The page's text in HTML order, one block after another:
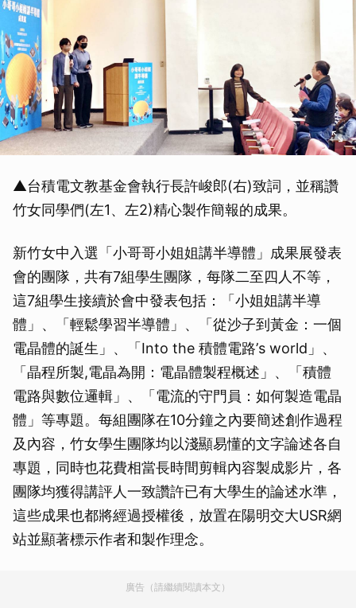
▲台積電文教基金會執行長許峻郎(右)致詞，並稱讚
竹女同學們(左1、左2)精心製作簡報的成果。
新竹女中入選「小哥哥小姐姐講半導體」成果展發表
會的團隊，共有7組學生團隊，每隊二至四人不等，
這7組學生接續於會中發表包括：「小姐姐講半導
體」、「輕鬆學習半導體」、「從沙子到黃金：一個
電晶體的誕生」、「Into the 積體電路’s world」、
「晶程所製,電晶為開：電晶體製程概述」、「積體
電路與數位邏輯」、「電流的守門員：如何製造電晶
體」等專題。每組團隊在10分鐘之內要簡述創作過程
及內容，竹女學生團隊均以淺顯易懂的文字論述各自
專題，同時也花費相當長時間剪輯內容製成影片，各
團隊均獲得講評人一致讚許已有大學生的論述水準，
這些成果也都將經過授權後，放置在陽明交大USR網
站並顯著標示作者和製作理念。
廣告（請繼續閱讀本文）